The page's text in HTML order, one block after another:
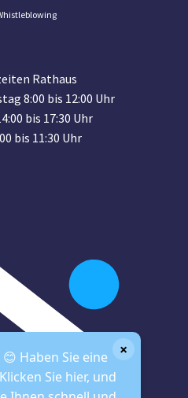
Rathaus
8:00 bis 12:00 Uhr
bis 17:30 Uhr
bis 11:30 Uhr
Haben Sie eine
Sie hier, und
×